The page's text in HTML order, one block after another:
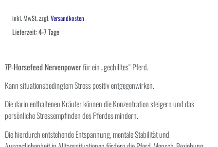
inkl. MwSt.zzgl.Versandkosten
Lieferzeit:4-7 Tage
7P-Horsefeed Nervenpowerfür ein „gechilltes“ Pferd.
Kann situationsbedingtem Stress positiv entgegenwirken.
Die darin enthaltenen Kräuter können die Konzentration steigern und das
persönliche Stressempfinden des Pferdes mindern.
Die hierdurch entstehende Entspannung, mentale Stabilität und